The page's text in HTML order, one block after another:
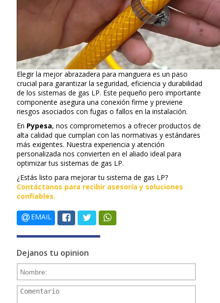
Elegir la mejor abrazadera para manguera es un paso
crucial para garantizar la seguridad, eficiencia y durabilidad
de los sistemas de gas LP. Este pequeño pero importante
componente asegura una conexión firme y previene
riesgos asociados con fugas o fallos en la instalación.
En Pypesa, nos comprometemos a ofrecer productos de
alta calidad que cumplan con las normativas y estándares
más exigentes. Nuestra experiencia y atención
personalizada nos convierten en el aliado ideal para
optimizar tus sistemas de gas LP.
¿Estás listo para mejorar tu sistema de gas LP?
Contáctanos para recibir asesoría y soluciones
confiables.
EMAIL
Dejanos tu opinion